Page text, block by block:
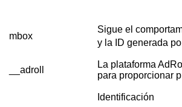
mbox
Sigue el
y la ID generada
__adroll
La plataforma
para proporcionar
Identificación